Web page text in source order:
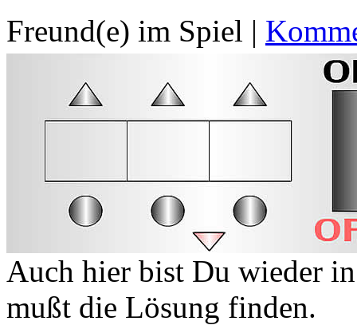
Freund(e) im Spiel |
Auch hier bist Du wieder
mußt die Lösung finden.